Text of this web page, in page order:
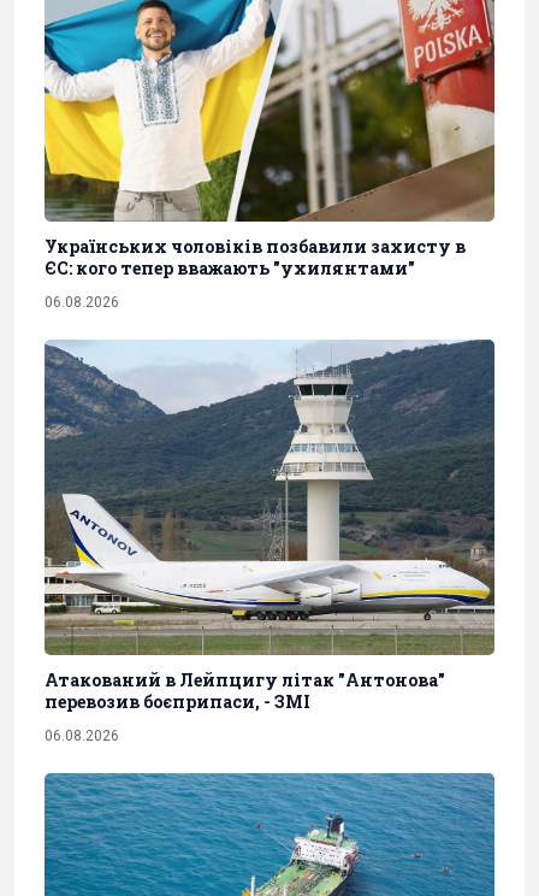
Українських чоловіків позбавили захисту в
ЄС: кого тепер вважають "ухилянтами"
06.08.2026
Атакований в Лейпцигу літак "Антонова"
перевозив боєприпаси, - ЗМІ
06.08.2026